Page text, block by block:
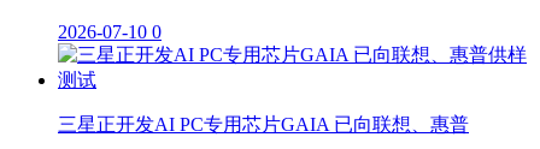
2026-07-10 0
三星正开发AI PC专用芯片GAIA 已向联想、惠普